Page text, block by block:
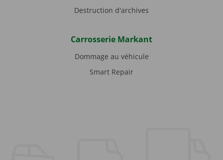
Destruction d'archives
Carrosserie Markant
Dommage au véhicule
Smart Repair